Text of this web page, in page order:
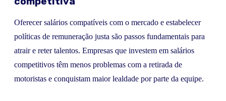
Oferecer salários compatíveis com o mercado e estabelecer
políticas de remuneração justa são passos fundamentais para
atrair e reter talentos. Empresas que investem em salários
competitivos têm menos problemas com a retirada de
motoristas e conquistam maior lealdade por parte da equipe.